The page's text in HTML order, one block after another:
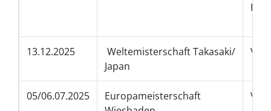
13.12.2025
Weltemisterschaft Takasaki/
Japan
05/06.07.2025
Europameisterschaft